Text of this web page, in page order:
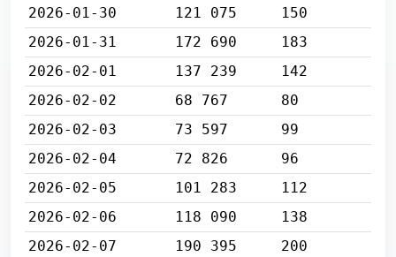
2026-01-30
121 075
150
2026-01-31
172 690
183
2026-02-01
137 239
142
2026-02-02
68 767
80
2026-02-03
73 597
99
2026-02-04
72 826
96
2026-02-05
101 283
112
2026-02-06
118 090
138
2026-02-07
190 395
200